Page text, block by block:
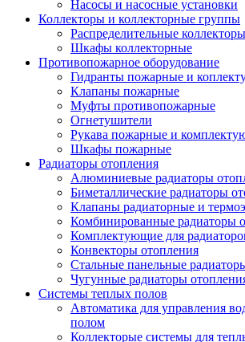
Насосы и насосные установки
Коллекторы и коллекторные группы
Распределительные коллекторы
Шкафы коллекторные
Противопожарное оборудование
Гидранты пожарные и
Клапаны пожарные
Муфты противопожарные
Огнетушители
Рукава пожарные и
Шкафы пожарные
Радиаторы отопления
Алюминиевые радиаторы
Биметаллические радиаторы
Клапаны радиаторные и
Комбинированные радиаторы
Комплектующие для
Конвекторы отопления
Стальные панельные
Чугунные радиаторы
Системы теплых полов
Автоматика для управления
полом
Коллекторые системы для